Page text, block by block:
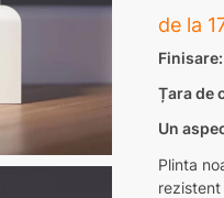
de la
Finisare:
Țara de
Un
Plinta